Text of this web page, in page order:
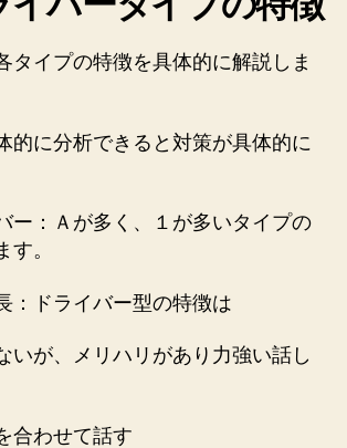
タイプの特徴を具体的に解説しま
的に分析できると対策が具体的に
ー：Ａが多く、１が多いタイプの
す。
：ドライバー型の特徴は
いが、メリハリがあり力強い話し
合わせて話す